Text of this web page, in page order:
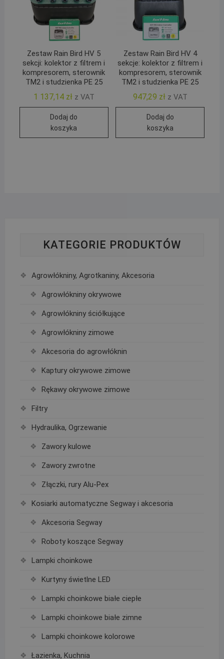
Zestaw Rain Bird HV 5
sekcji: kolektor z filtrem i
kompresorem, sterownik
TM2 i studzienka PE 25
1 137,14 zł z VAT
Dodaj do
koszyka
Zestaw Rain Bird HV 4
sekcje: kolektor z filtrem i
kompresorem, sterownik
TM2 i studzienka PE 25
947,29 zł z VAT
Dodaj do
koszyka
KATEGORIE PRODUKTÓW
Agrowłókniny, Agrotkaniny, Akcesoria
Agrowłókniny okrywowe
Agrowłókniny ściółkujące
Agrowłókniny zimowe
Akcesoria do agrowłóknin
Kaptury okrywowe zimowe
Rękawy okrywowe zimowe
Filtry
Hydraulika, Ogrzewanie
Zawory kulowe
Zawory zwrotne
Złączki, rury Alu-Pex
Kosiarki automatyczne Segway i akcesoria
Akcesoria Segway
Roboty koszące Segway
Lampki choinkowe
Kurtyny świetlne LED
Lampki choinkowe białe ciepłe
Lampki choinkowe białe zimne
Lampki choinkowe kolorowe
Łazienka, Kuchnia